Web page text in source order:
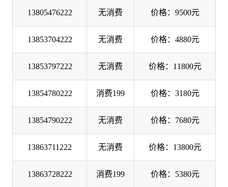
13805476222 无消费 价格：9500元
13853704222 无消费 价格：4880元
13853797222 无消费 价格：11800元
13854780222 消费199 价格：3180元
13854790222 无消费 价格：7680元
13863711222 无消费 价格：13800元
13863728222 消费199 价格：5380元